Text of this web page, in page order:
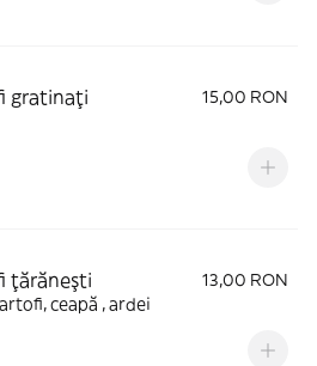
gratinaţi
15,00 RON
ţărăneşti
13,00 RON
ceapă , ardei